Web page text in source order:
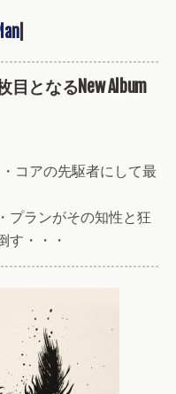
|
目となるNew Album
コアの先駆者にして最
プランがその知性と狂
す・・・